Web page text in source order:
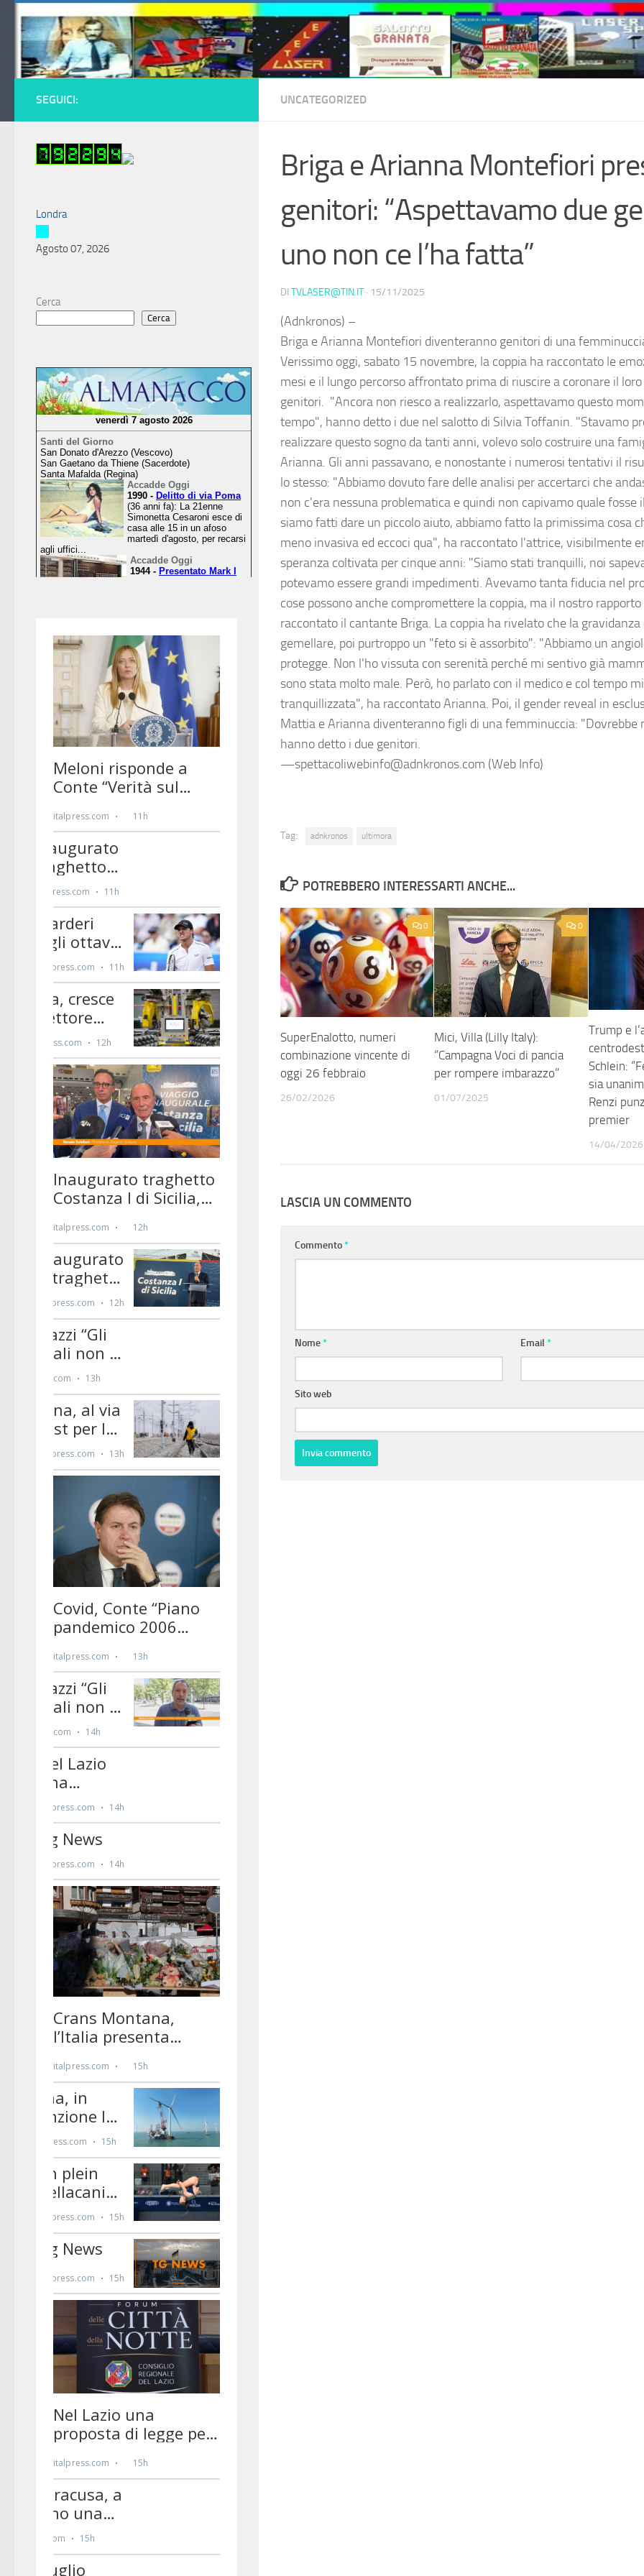
Salta al contenuto
UNCATEGORIZED
Briga e Arianna Montefiori
genitori: “Aspettavamo due
uno non ce l’ha fatta”
DI TVLASER@TIN.IT · 15/11/2025
(Adnkronos) –
Briga e Arianna Montefiori diventeranno genitori di una
Verissimo oggi, sabato 15 novembre, la coppia ha raccontato le
mesi e il lungo percorso affrontato prima di riuscire a coronare il
genitori. "Ancora non riesco a realizzarlo, aspettavamo questo
tempo", hanno detto i due nel salotto di Silvia Toffanin. "Stavamo
realizzare questo sogno da tanti anni, volevo solo costruire una
Arianna. Gli anni passavano, e nonostante i numerosi tentativi il
lo stesso: "Abbiamo dovuto fare delle analisi per accertarci che
non c'era nessuna problematica e quindi non capivamo quale fosse
siamo fatti dare un piccolo aiuto, abbiamo fatto la primissima cosa
meno invasiva ed eccoci qua", ha raccontato l'attrice, visibilmente
speranza coltivata per cinque anni: "Siamo stati tranquilli, noi
potevamo essere grandi impedimenti. Avevamo tanta fiducia nel
cose possono anche compromettere la coppia, ma il nostro
raccontato il cantante Briga. La coppia ha rivelato che la
gemellare, poi purtroppo un "feto si è assorbito": "Abbiamo un
protegge. Non l'ho vissuta con serenità perché mi sentivo già
sono stata molto male. Però, ho parlato con il medico e col tempo
tranquillizzata", ha raccontato Arianna. Poi, il gender reveal in
Mattia e Arianna diventeranno figli di una femminuccia: "Dovrebbe
hanno detto i due genitori.
—spettacoliwebinfo@adnkronos.com (Web Info)
Tag: adnkronos ultimora
POTREBBERO INTERESSARTI ANCHE...
0
SuperEnalotto, numeri
combinazione vincente di
oggi 26 febbraio
26/02/2026
0
Mici, Villa (Lilly Italy):
“Campagna Voci di pancia
per rompere imbarazzo”
01/07/2025
Trump e
Schlein:
sia
Renzi
premier
14/04/2026
LASCIA UN COMMENTO
Commento*
Nome* Email*
Sito web
SEGUICI:
Londra
Agosto 07, 2026
Cerca
Cerca